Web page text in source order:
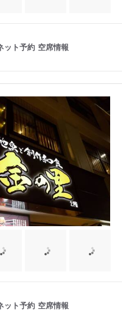
ット予約 空席情報
ット予約 空席情報